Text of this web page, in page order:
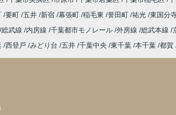
要町 五井 新宿 幕張町 稲毛東 誉田町 祐光 東国分
総武線 内房線 千葉都市モノレール 外房線 総武本線
西登戸 みどり台 五井 千葉中央 東千葉 本千葉 都賀